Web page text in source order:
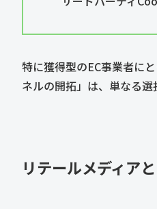
特に獲得型のEC事業者に
ネルの開拓」は、単なる選
リテールメディア